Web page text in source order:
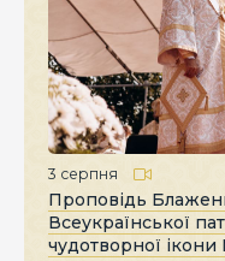
3 серпня
Проповідь
Всеукраїнської
чудотворної